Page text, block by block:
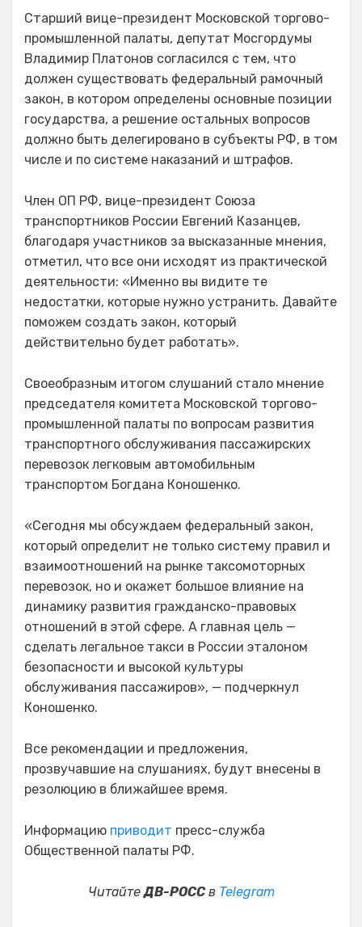
Старший вице-президент Московской торгово-
промышленной палаты, депутат Мосгордумы
Владимир Платонов согласился с тем, что
должен существовать федеральный рамочный
закон, в котором определены основные позиции
государства, а решение остальных вопросов
должно быть делегировано в субъекты РФ, в том
числе и по системе наказаний и штрафов.
Член ОП РФ, вице-президент Союза
транспортников России Евгений Казанцев,
благодаря участников за высказанные мнения,
отметил, что все они исходят из практической
деятельности: «Именно вы видите те
недостатки, которые нужно устранить. Давайте
поможем создать закон, который
действительно будет работать».
Своеобразным итогом слушаний стало мнение
председателя комитета Московской торгово-
промышленной палаты по вопросам развития
транспортного обслуживания пассажирских
перевозок легковым автомобильным
транспортом Богдана Коношенко.
«Сегодня мы обсуждаем федеральный закон,
который определит не только систему правил и
взаимоотношений на рынке таксомоторных
перевозок, но и окажет большое влияние на
динамику развития гражданско-правовых
отношений в этой сфере. А главная цель —
сделать легальное такси в России эталоном
безопасности и высокой культуры
обслуживания пассажиров», — подчеркнул
Коношенко.
Все рекомендации и предложения,
прозвучавшие на слушаниях, будут внесены в
резолюцию в ближайшее время.
Информацию приводит пресс-служба
Общественной палаты РФ.
ЧитайтеДВ-РОССв Telegram